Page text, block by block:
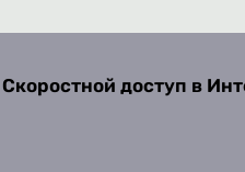
доступ в